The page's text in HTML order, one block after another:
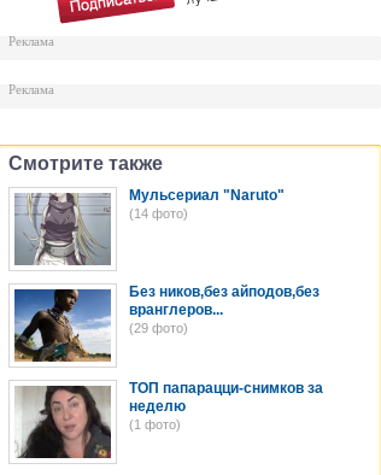
Реклама
Реклама
Смотрите также
Мульсериал "Naruto"
(14 фото)
Без ников,без айподов,без
вранглеров...
(29 фото)
ТОП папарацци-снимков за
неделю
(1 фото)